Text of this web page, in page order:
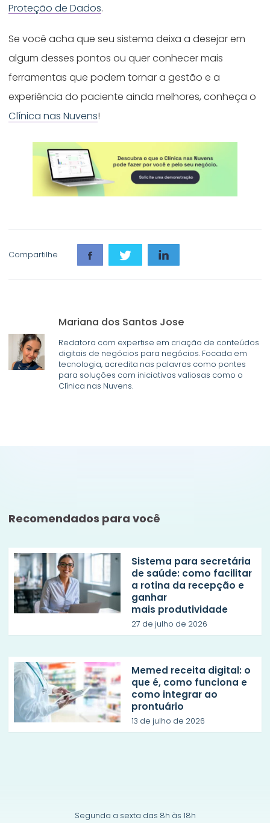
Proteção de Dados.
Se você acha que seu sistema deixa a desejar em
algum desses pontos ou quer conhecer mais
ferramentas que podem tornar a gestão e a
experiência do paciente ainda melhores, conheça o
Clínica nas Nuvens!
Compartilhe
Mariana dos Santos Jose
Redatora com expertise em criação de conteúdos
digitais de negócios para negócios. Focada em
tecnologia, acredita nas palavras como pontes
para soluções com iniciativas valiosas como o
Clínica nas Nuvens.
Recomendados para você
Sistema para secretária
de saúde: como facilitar
a rotina da recepção e
ganhar
mais produtividade
27 de julho de 2026
Memed receita digital: o
que é, como funciona e
como integrar ao
prontuário
13 de julho de 2026
Segunda a sexta das 8h às 18h